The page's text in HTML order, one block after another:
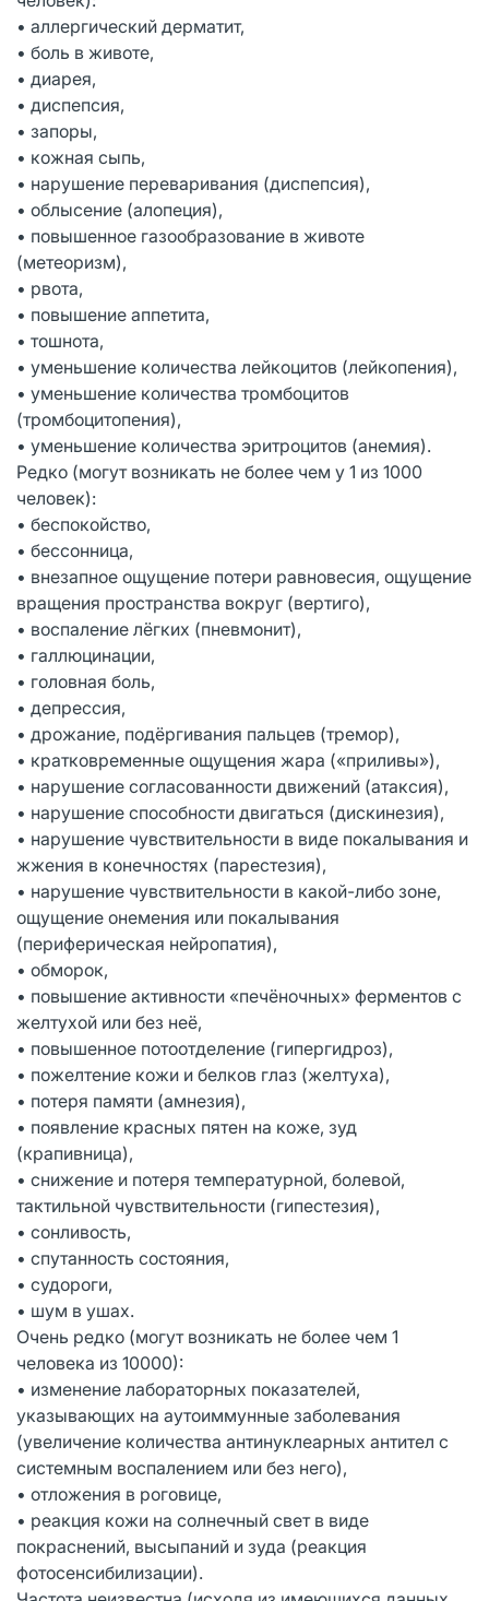
• аллергический дерматит,
• боль в животе,
• диарея,
• диспепсия,
• запоры,
• кожная сыпь,
• нарушение переваривания (диспепсия),
• облысение (алопеция),
• повышенное газообразование в животе
(метеоризм),
• рвота,
• повышение аппетита,
• тошнота,
• уменьшение количества лейкоцитов (лейкопения),
• уменьшение количества тромбоцитов
(тромбоцитопения),
• уменьшение количества эритроцитов (анемия).
Редко (могут возникать не более чем у 1 из 1000
человек):
• беспокойство,
• бессонница,
• внезапное ощущение потери равновесия, ощущение
вращения пространства вокруг (вертиго),
• воспаление лёгких (пневмонит),
• галлюцинации,
• головная боль,
• депрессия,
• дрожание, подёргивания пальцев (тремор),
• кратковременные ощущения жара («приливы»),
• нарушение согласованности движений (атаксия),
• нарушение способности двигаться (дискинезия),
• нарушение чувствительности в виде покалывания и
жжения в конечностях (парестезия),
• нарушение чувствительности в какой-либо зоне,
ощущение онемения или покалывания
(периферическая нейропатия),
• обморок,
• повышение активности «печёночных» ферментов с
желтухой или без неё,
• повышенное потоотделение (гипергидроз),
• пожелтение кожи и белков глаз (желтуха),
• потеря памяти (амнезия),
• появление красных пятен на коже, зуд
(крапивница),
• снижение и потеря температурной, болевой,
тактильной чувствительности (гипестезия),
• сонливость,
• спутанность состояния,
• судороги,
• шум в ушах.
Очень редко (могут возникать не более чем 1
человека из 10000):
• изменение лабораторных показателей,
указывающих на аутоиммунные заболевания
(увеличение количества антинуклеарных антител с
системным воспалением или без него),
• отложения в роговице,
• реакция кожи на солнечный свет в виде
покраснений, высыпаний и зуда (реакция
фотосенсибилизации).